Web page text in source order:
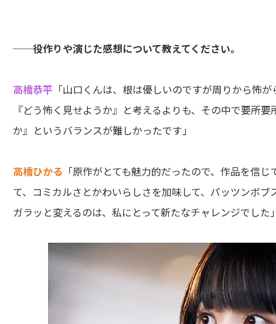
──役作りや演じた感想について教えてください。
高橋恭平 「山口くんは、根は優しいのですが周りから怖
『どう怖く見せようか』と考えるよりも、その中で要所
か』というバランスが難しかったです」
高橋ひかる 「原作がとても魅力的だったので、作品を信
て、コミカルさとかわいらしさを加味して、パッツンボ
ガラッと変えるのは、私にとって新たなチャレンジでした」